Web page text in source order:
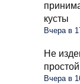
кусты
Вчера в
Не
Вчера в